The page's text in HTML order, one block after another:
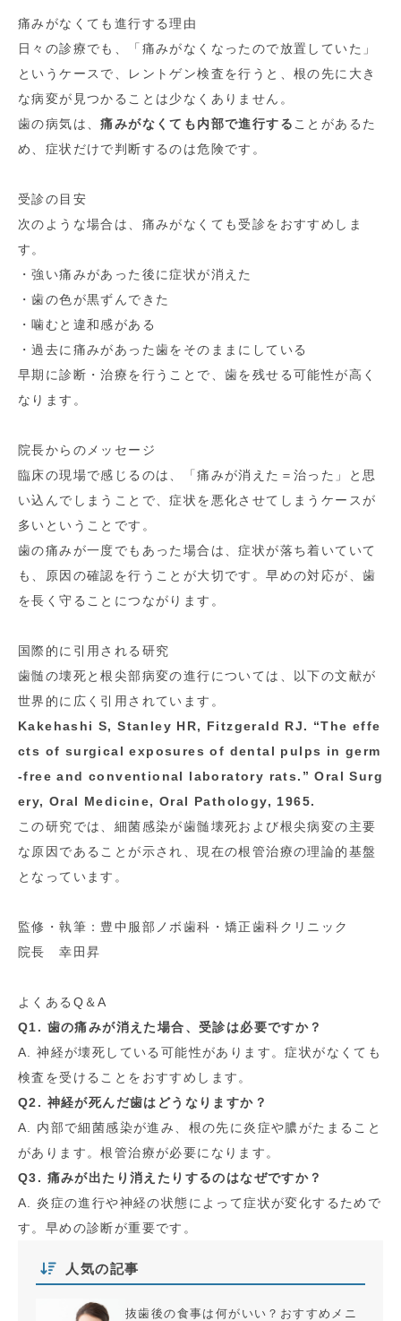
痛みがなくても進行する理由
日々の診療でも、「痛みがなくなったので放置していた」
というケースで、レントゲン検査を行うと、根の先に大き
な病変が見つかることは少なくありません。
歯の病気は、痛みがなくても内部で進行する ことがあるた
め、症状だけで判断するのは危険です。
受診の目安
次のような場合は、痛みがなくても受診をおすすめしま
す。
・強い痛みがあった後に症状が消えた
・歯の色が黒ずんできた
・噛むと違和感がある
・過去に痛みがあった歯をそのままにしている
早期に診断・治療を行うことで、歯を残せる可能性が高く
なります。
院長からのメッセージ
臨床の現場で感じるのは、「痛みが消えた＝治った」と思
い込んでしまうことで、症状を悪化させてしまうケースが
多いということです。
歯の痛みが一度でもあった場合は、症状が落ち着いていて
も、原因の確認を行うことが大切です。早めの対応が、歯
を長く守ることにつながります。
国際的に引用される研究
歯髄の壊死と根尖部病変の進行については、以下の文献が
世界的に広く引用されています。
Kakehashi S, Stanley HR, Fitzgerald RJ. “The effe
cts of surgical exposures of dental pulps in germ
-free and conventional laboratory rats.” Oral Surg
ery, Oral Medicine, Oral Pathology, 1965.
この研究では、細菌感染が歯髄壊死および根尖病変の主要
な原因であることが示され、現在の根管治療の理論的基盤
となっています。
監修・執筆：豊中服部ノボ歯科・矯正歯科クリニック
院長 幸田昇
よくあるQ＆A
Q1. 歯の痛みが消えた場合、受診は必要ですか？
A. 神経が壊死している可能性があります。症状がなくても
検査を受けることをおすすめします。
Q2. 神経が死んだ歯はどうなりますか？
A. 内部で細菌感染が進み、根の先に炎症や膿がたまること
があります。根管治療が必要になります。
Q3. 痛みが出たり消えたりするのはなぜですか？
A. 炎症の進行や神経の状態によって症状が変化するためで
す。早めの診断が重要です。
人気の記事
抜歯後の食事は何がいい？おすすめメニ